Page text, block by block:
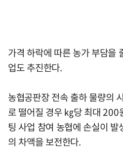
가격 하락에 따른 농가 부담을
업도 추진한다.
농협공판장 전속 출하 물량의
로 떨어질 경우 ㎏당 최대 200
팅 사업 참여 농협에 손실이
의 차액을 보전한다.